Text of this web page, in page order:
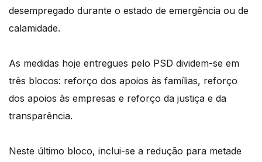
desempregado durante o estado de emergência ou de
calamidade.
As medidas hoje entregues pelo PSD dividem-se em
três blocos: reforço dos apoios às famílias, reforço
dos apoios às empresas e reforço da justiça e da
transparência.
Neste último bloco, inclui-se a redução para metade